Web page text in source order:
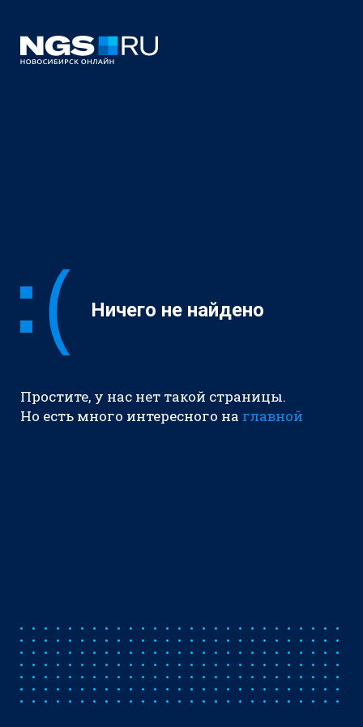
Ничего не найдено
Простите, у нас нет такой страницы.
Но есть много интересного на главной